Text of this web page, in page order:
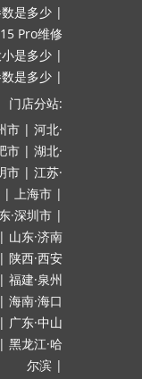
是多少 |
Pro维修
是多少 |
是多少 |
门店分站:
市 | 河北·
市 | 湖北·
市 | 江苏·
| 上海市 |
·深圳市 |
| 山东·济南
| 陕西·西安
| 福建·泉州
| 海南·海口
| 广东·中山
| 黑龙江·哈
尔滨 |